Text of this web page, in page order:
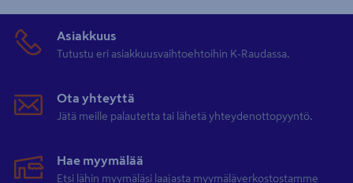
Asiakkuus
Tutustu eri asiakkuusvaihtoehtoihin K-Raudassa.
Ota yhteyttä
Jätä meille palautetta tai lähetä yhteydenottopyyntö.
Hae myymälää
Etsi lähin myymäläsi laajasta myymäläverkostostamme